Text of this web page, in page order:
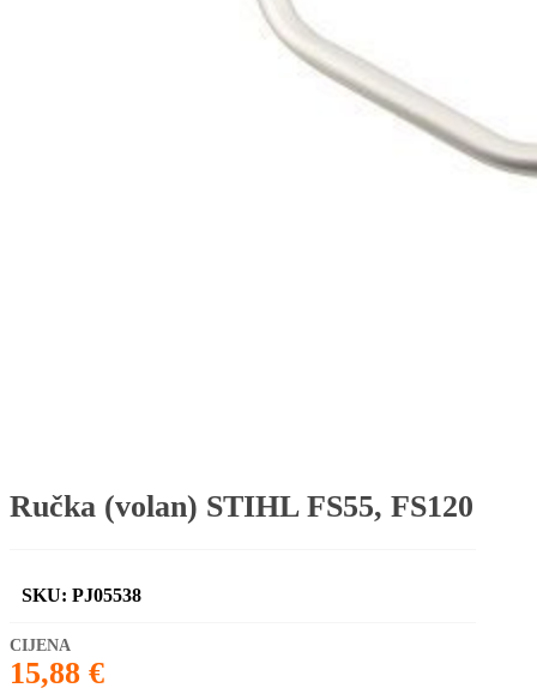
Ručka (volan) STIHL FS55, FS120
SKU: PJ05538
15,88 €